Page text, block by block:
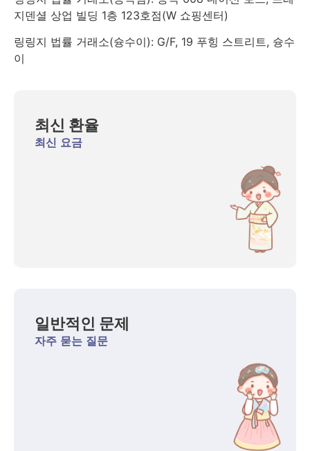
지덴셜 상업 빌딩 1층 123호점(W 쇼핑센터)
링링지 법률 거래소(슝수이): G/F, 19 푸힝 스트리트, 슝수
이
최신 환율
최신 요금
일반적인 문제
자주 묻는 질문